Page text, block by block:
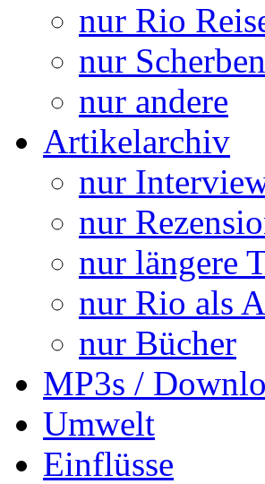
nur Rio
nur Scherben
nur andere
Artikelarchiv
nur
nur
nur längere
nur Rio als
nur Bücher
MP3s /
Umwelt
Einflüsse